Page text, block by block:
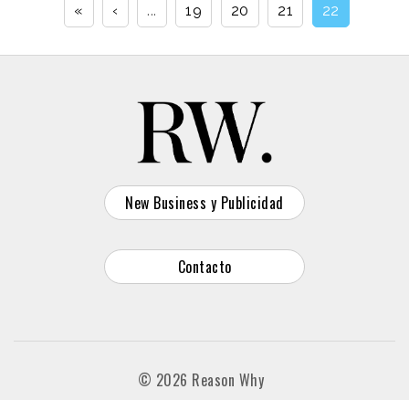
« ‹ ... 19 20 21 22
New Business y Publicidad
Contacto
© 2026 Reason Why